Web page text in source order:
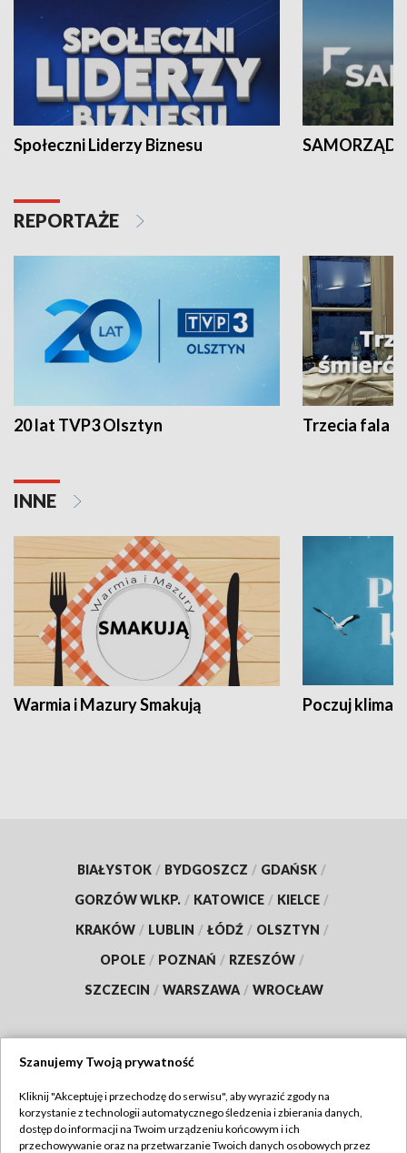
Społeczni Liderzy Biznesu SAMORZĄD
REPORTAŻE
20 lat TVP3 Olsztyn Trzecia fala -
INNE
Warmia i Mazury Smakują Poczuj klimat
BIAŁYSTOK / BYDGOSZCZ / GDAŃSK /
GORZÓW WLKP. / KATOWICE / KIELCE /
KRAKÓW / LUBLIN / ŁÓDŹ / OLSZTYN /
OPOLE / POZNAŃ / RZESZÓW /
SZCZECIN / WARSZAWA / WROCŁAW
TVP
Abonament TVP
Szanujemy Twoją prywatność
Kliknij "Akceptuję i przechodzę do serwisu", aby wyrazić zgody na
korzystanie z technologii automatycznego śledzenia i zbierania danych,
dostęp do informacji na Twoim urządzeniu końcowym i ich
przechowywanie oraz na przetwarzanie Twoich danych osobowych przez